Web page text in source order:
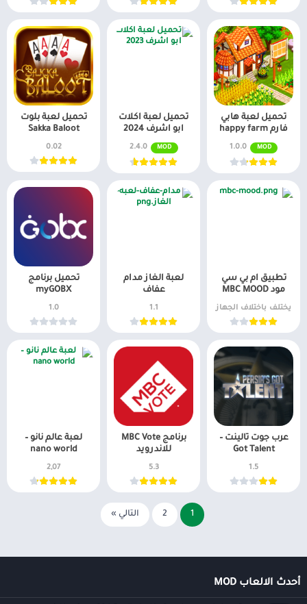
تحميل لعبة هابي
فارم happy farm
MOD
1.0.0
تحميل لعبة اكلات
ابو اشرف 2024
MOD
2.4.0
تحميل لعبة بلوت
Sakka Baloot
0.02
تطبيق ام بي سي
مود MBC MOOD
يختلف باختلاف الجهاز
لعبة الغاز مدام
عفاف
1.1
تحميل برنامج
myGOBX
1.0
عرب جوت تالينت –
Got Talent
1.5
برنامج MBC Vote
للاندرويد
5.3
لعبة عالم نانو –
nano world
2,07
1
2 التالي »
أحدث الالعاب MOD